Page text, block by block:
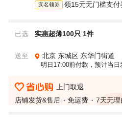
实名领券 领15元无门槛支付
已选 实惠超薄100只 1件
送至 北京 东城区 东华门街道
明日17:00前付款，预计当日
上门取退
店铺发货&售后
免运费 7天无理